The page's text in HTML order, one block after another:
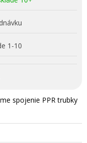
1-10
spojenie PPR trubky